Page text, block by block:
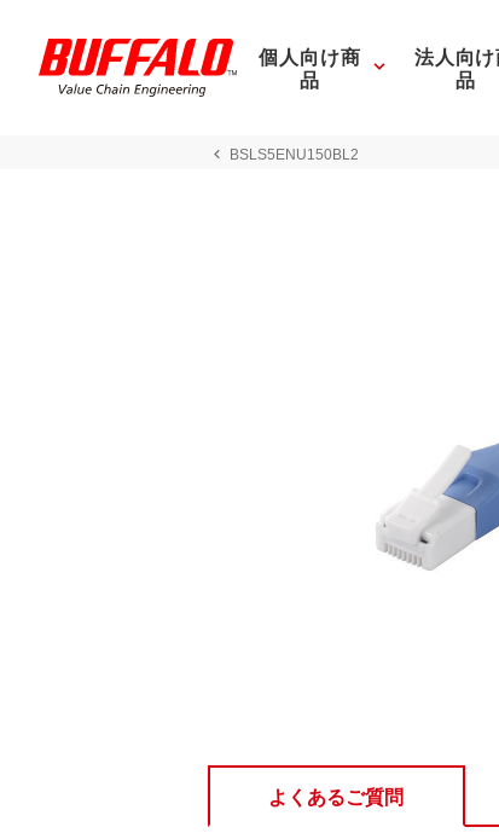
個人向け商
品
法人向
品
BSLS5ENU150BL2
よくあるご質問